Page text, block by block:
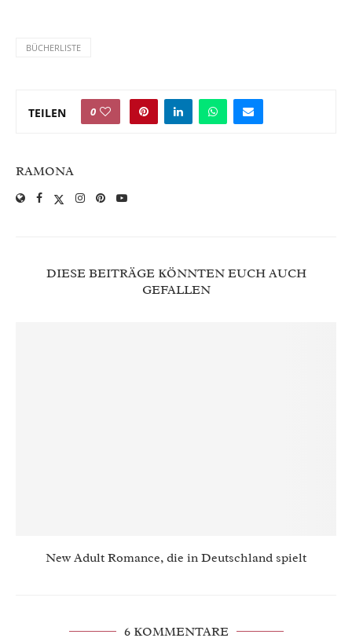
BÜCHERLISTE
TEILEN 0
RAMONA
DIESE BEITRÄGE KÖNNTEN EUCH AUCH
GEFALLEN
New Adult Romance, die in Deutschland spielt
6 KOMMENTARE